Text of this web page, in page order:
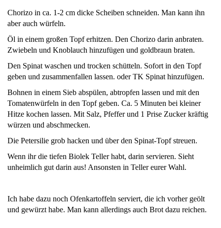
Chorizo in ca. 1-2 cm dicke Scheiben schneiden. Man kann ihn
aber auch würfeln.
Öl in einem großen Topf erhitzen. Den Chorizo darin anbraten.
Zwiebeln und Knoblauch hinzufügen und goldbraun braten.
Den Spinat waschen und trocken schütteln. Sofort in den Topf
geben und zusammenfallen lassen. oder TK Spinat hinzufügen.
Bohnen in einem Sieb abspülen, abtropfen lassen und mit den
Tomatenwürfeln in den Topf geben. Ca. 5 Minuten bei kleiner
Hitze kochen lassen. Mit Salz, Pfeffer und 1 Prise Zucker kräftig
würzen und abschmecken.
Die Petersilie grob hacken und über den Spinat-Topf streuen.
Wenn ihr die tiefen Biolek Teller habt, darin servieren. Sieht
unheimlich gut darin aus! Ansonsten in Teller eurer Wahl.
Ich habe dazu noch Ofenkartoffeln serviert, die ich vorher geölt
und gewürzt habe. Man kann allerdings auch Brot dazu reichen.